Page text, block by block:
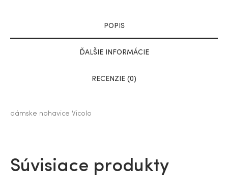
POPIS
ĎALŠIE INFORMÁCIE
RECENZIE (0)
dámske nohavice Vicolo
Súvisiace produkty